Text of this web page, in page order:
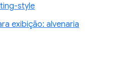
style
exibição: alvenaria